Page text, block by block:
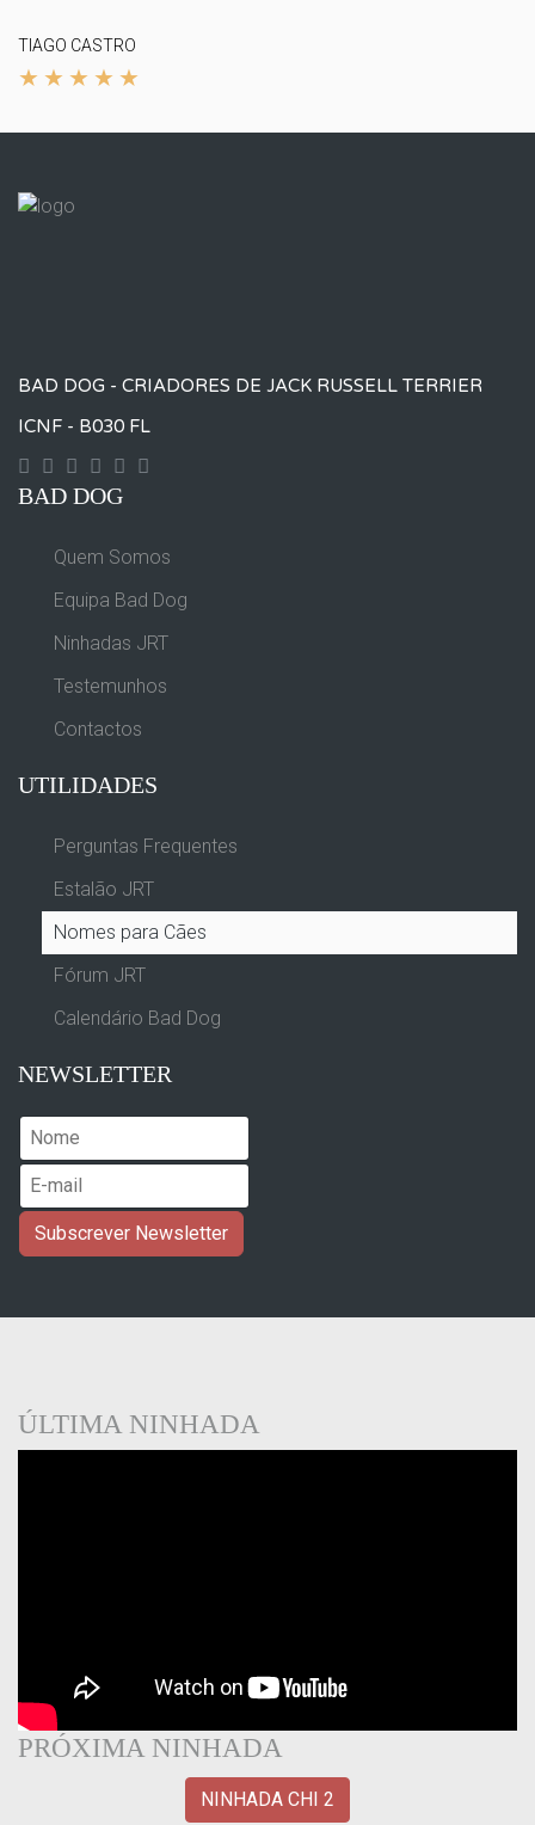
TIAGO CASTRO
BAD DOG - CRIADORES DE JACK RUSSELL TERRIER
ICNF - B030 FL
Contact
Googleplus
Facebook
Instagram
Yourtube
Twitter
BAD DOG
Quem Somos
Equipa Bad Dog
Ninhadas JRT
Testemunhos
Contactos
UTILIDADES
Perguntas Frequentes
Estalão JRT
Nomes para Cães
Fórum JRT
Calendário Bad Dog
NEWSLETTER
ÚLTIMA NINHADA
PRÓXIMA NINHADA
NINHADA CHI 2